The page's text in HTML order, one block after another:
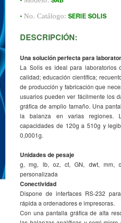
•No. Catálogo:SERIE SOLIS
DESCRIPCIÓN:
Una solución perfecta para
La Solis es ideal para laboratorios
calidad; educación científica;
de producción y fabricación que
usuarios pueden ver fácilmente los
gráfica de amplio tamaño. Una
la balanza en varias regiones.
capacidades de 120g a 510g y
0,0001g.
Unidades de pesaje
g, mg, lb, oz, ct, GN, dwt, mm,
personalizada
Conectividad
Dispone de interfaces RS-232
rápida a ordenadores e impresoras.
Con una pantalla gráfica de alta